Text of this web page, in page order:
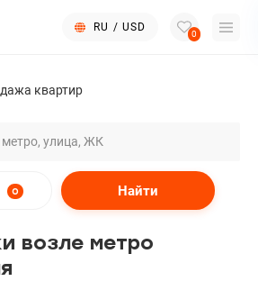
RU / USD
0
квартир
0 Найти
возле метро